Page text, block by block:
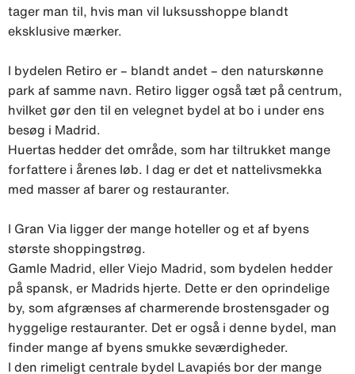
tager man til, hvis man vil luksusshoppe blandt
eksklusive mærker.
I bydelen Retiro er – blandt andet – den naturskønne
park af samme navn. Retiro ligger også tæt på centrum,
hvilket gør den til en velegnet bydel at bo i under ens
besøg i Madrid.
Huertas hedder det område, som har tiltrukket mange
forfattere i årenes løb. I dag er det et nattelivsmekka
med masser af barer og restauranter.
I Gran Via ligger der mange hoteller og et af byens
største shoppingstrøg.
Gamle Madrid, eller Viejo Madrid, som bydelen hedder
på spansk, er Madrids hjerte. Dette er den oprindelige
by, som afgrænses af charmerende brostensgader og
hyggelige restauranter. Det er også i denne bydel, man
finder mange af byens smukke seværdigheder.
I den rimeligt centrale bydel Lavapiés bor der mange